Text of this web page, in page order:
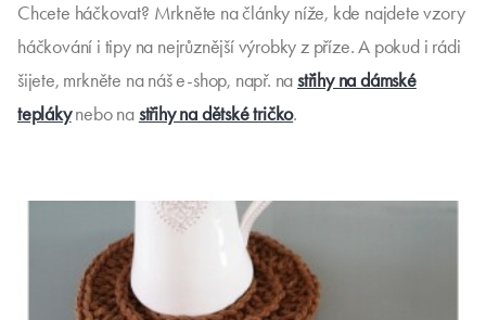
Chcete háčkovat? Mrkněte na články níže, kde najdete vzory
háčkování i tipy na nejrůznější výrobky z příze. A pokud i rádi
šijete, mrkněte na náš e-shop, např. nastřihy na dámské
teplákynebo nastřihy na dětské tričko.